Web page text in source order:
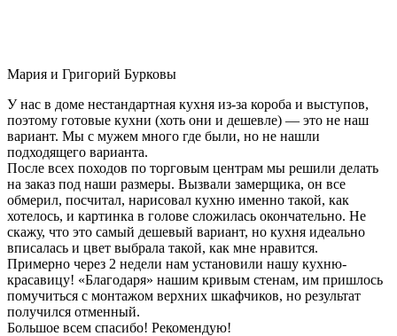
Мария и Григорий Бурковы
У нас в доме нестандартная кухня из-за короба и выступов,
поэтому готовые кухни (хоть они и дешевле) — это не наш
вариант. Мы с мужем много где были, но не нашли
подходящего варианта.
После всех походов по торговым центрам мы решили делать
на заказ под наши размеры. Вызвали замерщика, он все
обмерил, посчитал, нарисовал кухню именно такой, как
хотелось, и картинка в голове сложилась окончательно. Не
скажу, что это самый дешевый вариант, но кухня идеально
вписалась и цвет выбрала такой, как мне нравится.
Примерно через 2 недели нам установили нашу кухню-
красавицу! «Благодаря» нашим кривым стенам, им пришлось
помучиться с монтажом верхних шкафчиков, но результат
получился отменный.
Большое всем спасибо! Рекомендую!